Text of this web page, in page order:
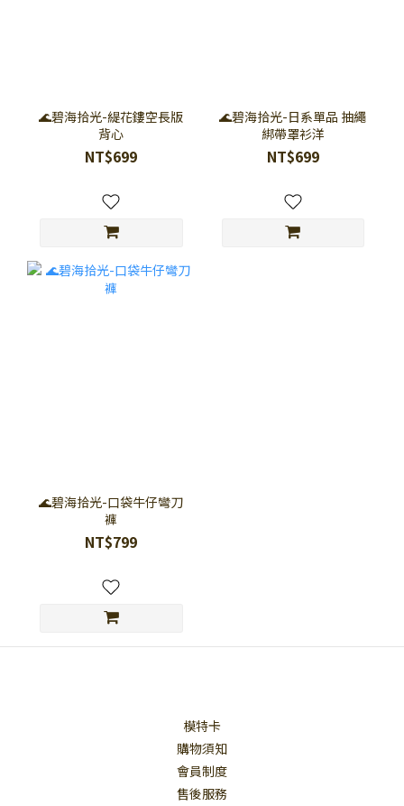
🌊碧海拾光-緹花鏤空長版
背心
NT$699
🌊碧海拾光-日系單品 抽繩
綁帶罩衫洋
NT$699
🌊碧海拾光-口袋牛仔彎刀
褲
NT$799
模特卡
購物須知
會員制度
售後服務